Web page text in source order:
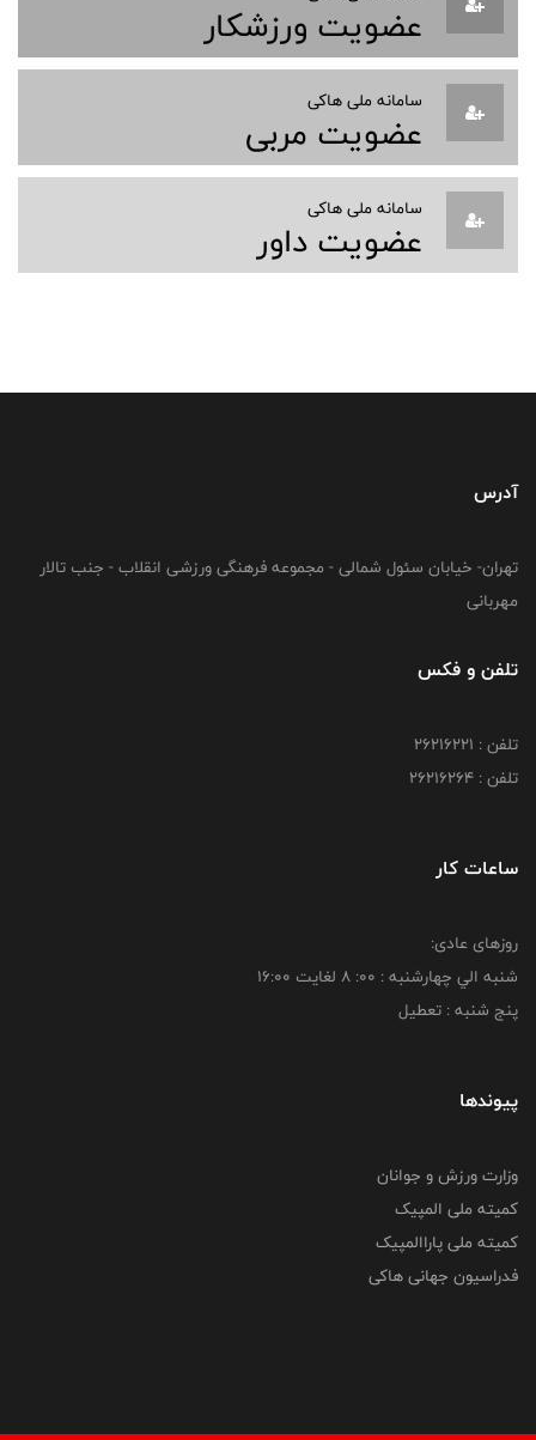
عضویت ورزشکار
سامانه ملی هاکی
عضویت مربی
سامانه ملی هاکی
عضویت داور
آدرس
تهران- خیابان سئول شمالی - مجموعه فرهنگی ورزشی انقلاب - جنب تالار
مهربانی
تلفن و فکس
تلفن : 26216221
تلفن : 26216264
ساعات کار
روزهای عادی:
شنبه الي چهارشنبه : 00: 8 لغايت 16:00
پنج شنبه : تعطیل
پیوندها
وزارت ورزش و جوانان
کمیته ملی المپیک
کمیته ملی پاراالمپیک
فدراسیون جهانی هاکی